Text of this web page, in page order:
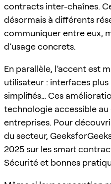
contracts inter-chaînes.
désormais à différents
communiquer entre eux,
d’usage concrets.
En parallèle, l’accent est
utilisateur : interfaces
simplifiés… Ces
technologie accessible
entreprises. Pour
du secteur,
2025 sur les smart
Sécurité et bonnes